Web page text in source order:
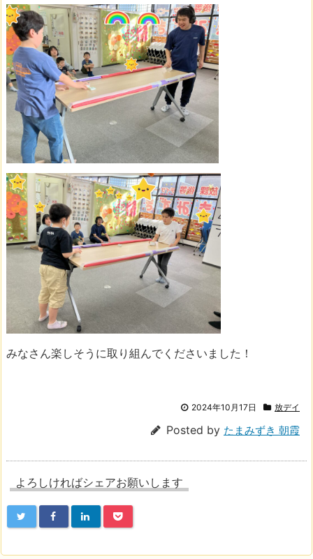
みなさん楽しそうに取り組んでくださいました！
2024年10月17日 放デイ
Posted by たまみずき 朝霞
よろしければシェアお願いします